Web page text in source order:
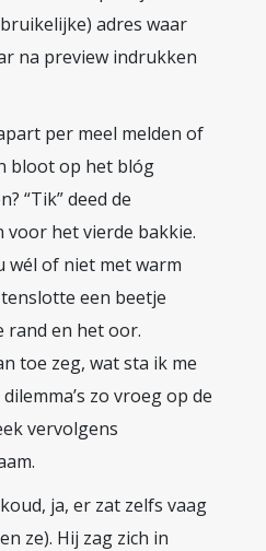
adres waar
na preview indrukken
per meel melden of
bloot op het blóg
“Tik” deed de
het vierde bakkie.
wél of niet met warm
een beetje
rand en het oor.
toe zeg, wat sta ik me
zo vroeg op de
vervolgens
ja, er zat zelfs vaag
ze). Hij zag zich in